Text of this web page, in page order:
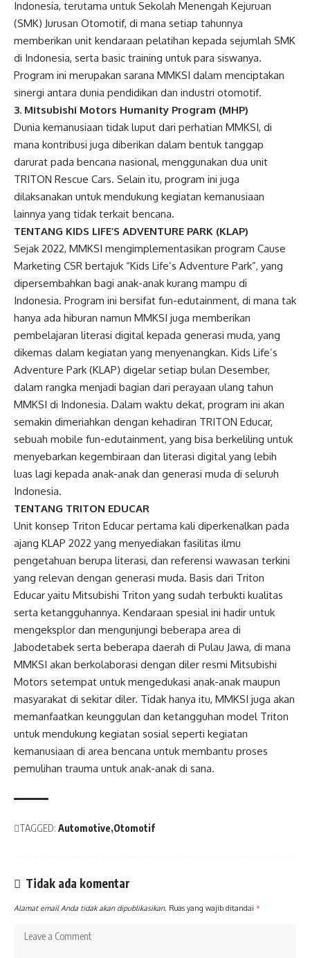
Indonesia, terutama untuk Sekolah Menengah Kejuruan
(SMK) Jurusan Otomotif, di mana setiap tahunnya
memberikan unit kendaraan pelatihan kepada sejumlah SMK
di Indonesia, serta basic training untuk para siswanya.
Program ini merupakan sarana MMKSI dalam menciptakan
sinergi antara dunia pendidikan dan industri otomotif.
3. Mitsubishi Motors Humanity Program (MHP)
Dunia kemanusiaan tidak luput dari perhatian MMKSI, di
mana kontribusi juga diberikan dalam bentuk tanggap
darurat pada bencana nasional, menggunakan dua unit
TRITON Rescue Cars. Selain itu, program ini juga
dilaksanakan untuk mendukung kegiatan kemanusiaan
lainnya yang tidak terkait bencana.
TENTANG KIDS LIFE’S ADVENTURE PARK (KLAP)
Sejak 2022, MMKSI mengimplementasikan program Cause
Marketing CSR bertajuk “Kids Life’s Adventure Park”, yang
dipersembahkan bagi anak-anak kurang mampu di
Indonesia. Program ini bersifat fun-edutainment, di mana tak
hanya ada hiburan namun MMKSI juga memberikan
pembelajaran literasi digital kepada generasi muda, yang
dikemas dalam kegiatan yang menyenangkan. Kids Life’s
Adventure Park (KLAP) digelar setiap bulan Desember,
dalam rangka menjadi bagian dari perayaan ulang tahun
MMKSI di Indonesia. Dalam waktu dekat, program ini akan
semakin dimeriahkan dengan kehadiran TRITON Educar,
sebuah mobile fun-edutainment, yang bisa berkeliling untuk
menyebarkan kegembiraan dan literasi digital yang lebih
luas lagi kepada anak-anak dan generasi muda di seluruh
Indonesia.
TENTANG TRITON EDUCAR
Unit konsep Triton Educar pertama kali diperkenalkan pada
ajang KLAP 2022 yang menyediakan fasilitas ilmu
pengetahuan berupa literasi, dan referensi wawasan terkini
yang relevan dengan generasi muda. Basis dari Triton
Educar yaitu Mitsubishi Triton yang sudah terbukti kualitas
serta ketangguhannya. Kendaraan spesial ini hadir untuk
mengeksplor dan mengunjungi beberapa area di
Jabodetabek serta beberapa daerah di Pulau Jawa, di mana
MMKSI akan berkolaborasi dengan diler resmi Mitsubishi
Motors setempat untuk mengedukasi anak-anak maupun
masyarakat di sekitar diler. Tidak hanya itu, MMKSI juga akan
memanfaatkan keunggulan dan ketangguhan model Triton
untuk mendukung kegiatan sosial seperti kegiatan
kemanusiaan di area bencana untuk membantu proses
pemulihan trauma untuk anak-anak di sana.
TAGGED: Automotive Otomotif
Tidak ada komentar
Alamat email Anda tidak akan dipublikasikan. Ruas yang wajib ditandai *